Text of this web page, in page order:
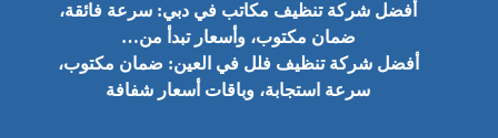
أفضل شركة تنظيف مكاتب في دبي: سرعة فائقة،
ضمان مكتوب، وأسعار تبدأ من…
أفضل شركة تنظيف فلل في العين: ضمان مكتوب،
سرعة استجابة، وباقات أسعار شفافة